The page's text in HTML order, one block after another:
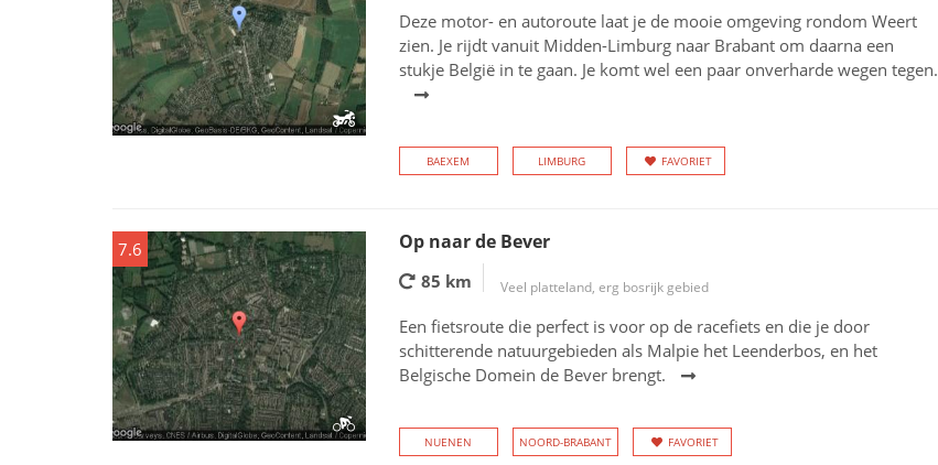
Deze motor- en autoroute laat je de mooie omgeving rondom Weert
zien. Je rijdt vanuit Midden-Limburg naar Brabant om daarna een
stukje België in te gaan. Je komt wel een paar onverharde wegen tegen.
BAEXEM LIMBURG FAVORIET
7.6 Op naar de Bever
85 km Veel platteland, erg bosrijk gebied
Een fietsroute die perfect is voor op de racefiets en die je door
schitterende natuurgebieden als Malpie het Leenderbos, en het
Belgische Domein de Bever brengt.
NUENEN NOORD-BRABANT FAVORIET